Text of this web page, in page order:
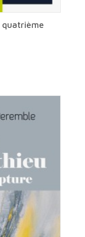
quatrième